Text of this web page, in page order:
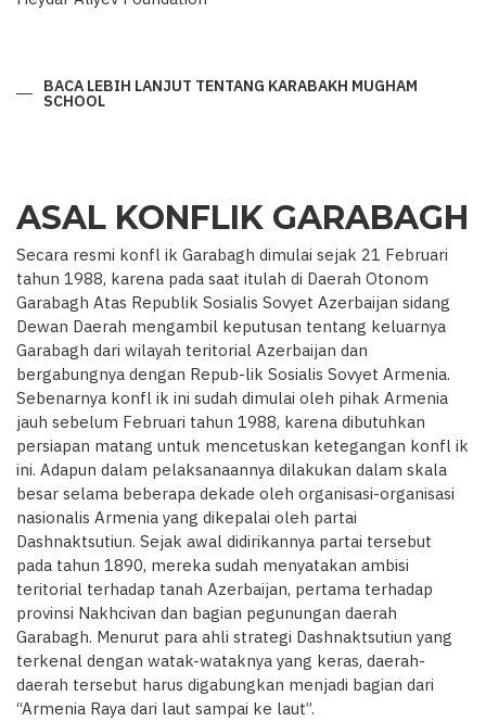
BACA LEBIH LANJUT TENTANG KARABAKH MUGHAM
SCHOOL
ASAL KONFLIK GARABAGH
Secara resmi konfl ik Garabagh dimulai sejak 21 Februari
tahun 1988, karena pada saat itulah di Daerah Otonom
Garabagh Atas Republik Sosialis Sovyet Azerbaijan sidang
Dewan Daerah mengambil keputusan tentang keluarnya
Garabagh dari wilayah teritorial Azerbaijan dan
bergabungnya dengan Repub-lik Sosialis Sovyet Armenia.
Sebenarnya konfl ik ini sudah dimulai oleh pihak Armenia
jauh sebelum Februari tahun 1988, karena dibutuhkan
persiapan matang untuk mencetuskan ketegangan konfl ik
ini. Adapun dalam pelaksanaannya dilakukan dalam skala
besar selama beberapa dekade oleh organisasi-organisasi
nasionalis Armenia yang dikepalai oleh partai
Dashnaktsutiun. Sejak awal didirikannya partai tersebut
pada tahun 1890, mereka sudah menyatakan ambisi
teritorial terhadap tanah Azerbaijan, pertama terhadap
provinsi Nakhcivan dan bagian pegunungan daerah
Garabagh. Menurut para ahli strategi Dashnaktsutiun yang
terkenal dengan watak-wataknya yang keras, daerah-
daerah tersebut harus digabungkan menjadi bagian dari
“Armenia Raya dari laut sampai ke laut”.